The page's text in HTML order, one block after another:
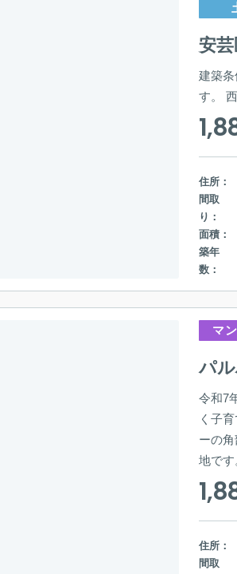
安芸
建築
す。
住所：
間取
り：
面積：
築年
数：
マ
パ
令和7
く子
ーの
地です
住所：
間取